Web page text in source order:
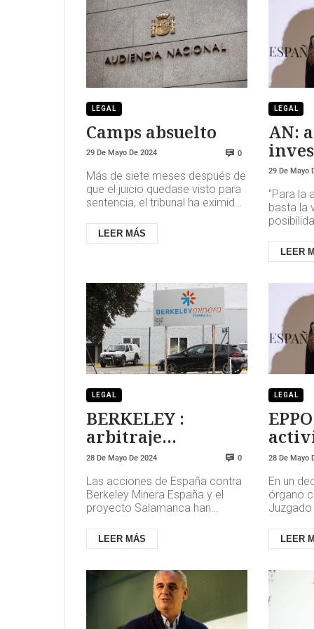
LEGAL
Camps absuelto
29 De Mayo De 2024 0
Más de siete meses después de
que el juicio quedase visto para
sentencia, el tribunal ha eximido
fuese líder del...
LEER MÁS
LEGAL
AN:
el
29 De Mayo
"Para la
basta la
LEER
LEGAL
BERKELEY :
arbitraje
internacional
contra España
28 De Mayo De 2024 0
Las acciones de España contra
Berkeley Minera España y el
proyecto Salamanca han
del Tratado de la Carta de la
En...
LEER MÁS
LEGAL
28 De Mayo
En un
órgano
losLEER